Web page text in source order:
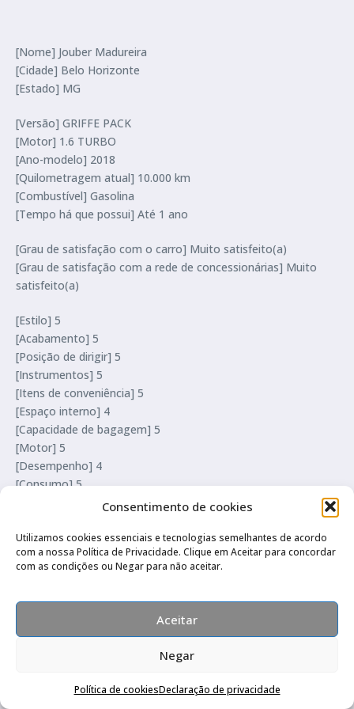
Consentimento de cookies
Utilizamos cookies essenciais e tecnologias semelhantes de acordo
com a nossa Política de Privacidade. Clique em Aceitar para concordar
com as condições ou Negar para não aceitar.
Aceitar
Negar
Política de cookiesDeclaração de privacidade
[Nome] Jouber Madureira
[Cidade] Belo Horizonte
[Estado] MG
[Versão] GRIFFE PACK
[Motor] 1.6 TURBO
[Ano-modelo] 2018
[Quilometragem atual] 10.000 km
[Combustível] Gasolina
[Tempo há que possui] Até 1 ano
[Grau de satisfação com o carro] Muito satisfeito(a)
[Grau de satisfação com a rede de concessionárias] Muito
satisfeito(a)
[Estilo] 5
[Acabamento] 5
[Posição de dirigir] 5
[Instrumentos] 5
[Itens de conveniência] 5
[Espaço interno] 4
[Capacidade de bagagem] 5
[Motor] 5
[Desempenho] 4
[Consumo] 5
[Suspensão] 5
[Estabilidade] 5
[Segurança passiva] 5
[Principais aspectos positivos] Meus carros, em ordem: 206,
geração), 3008 (primeira geração), Q3 (1,4 TFSI ambiente) e,
agora o 3008 nova geração. Meu melhor carro, ate então. O
mais silencioso, o mais macio, econômico, o mais bem
Compre pelo Whatsapp